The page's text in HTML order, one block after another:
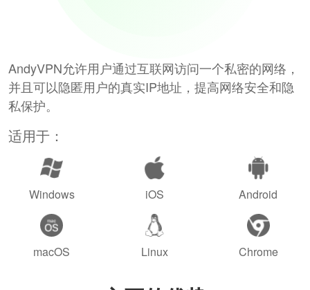
AndyVPN允许用户通过互联网访问一个私密的网络，
并且可以隐匿用户的真实IP地址，提高网络安全和隐
私保护。
适用于：
Windows iOS Android
macOS Linux Chrome